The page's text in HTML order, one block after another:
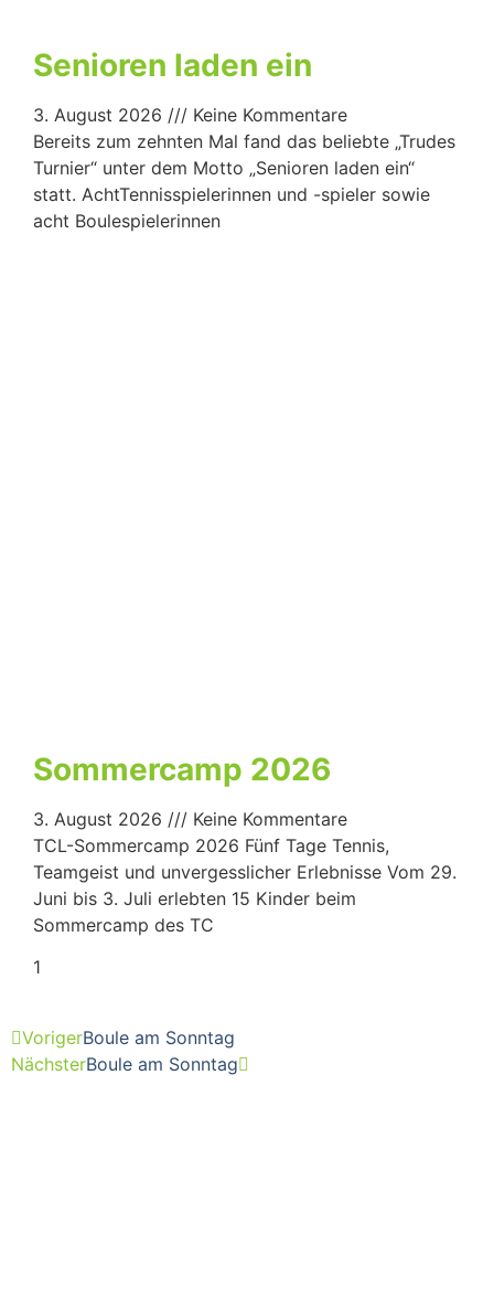
Senioren laden ein
3. August 2026
Keine Kommentare
Bereits zum zehnten Mal fand das beliebte „Trudes
Turnier“ unter dem Motto „Senioren laden ein“
statt. AchtTennisspielerinnen und -spieler sowie
acht Boulespielerinnen
Sommercamp 2026
3. August 2026
Keine Kommentare
TCL-Sommercamp 2026 Fünf Tage Tennis,
Teamgeist und unvergesslicher Erlebnisse Vom 29.
Juni bis 3. Juli erlebten 15 Kinder beim
Sommercamp des TC
VorigerBoule am Sonntag
NächsterBoule am Sonntag